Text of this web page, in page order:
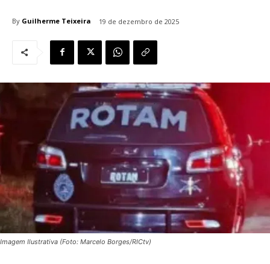
By Guilherme Teixeira 19 de dezembro de 2025
Imagem Ilustrativa (Foto: Marcelo Borges/RICtv)